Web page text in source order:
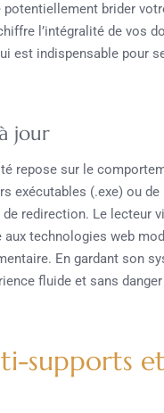
brider
l’intégralité de vos
est indispensable pour
jour
repose sur le
exécutables (.exe) ou
redirection. Le lecteur
technologies web
En gardant son
fluide et sans
supports